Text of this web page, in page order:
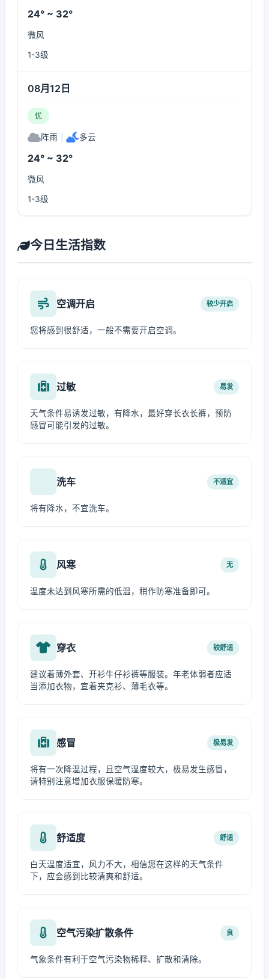
24° ~ 32°
微风
1-3级
08月12日
优
阵雨 多云
24° ~ 32°
微风
1-3级
今日生活指数
空调开启 较少开启
您将感到很舒适，一般不需要开启空调。
过敏 易发
天气条件易诱发过敏，有降水，最好穿长衣长裤，预防
感冒可能引发的过敏。
洗车 不适宜
将有降水，不宜洗车。
风寒 无
温度未达到风寒所需的低温，稍作防寒准备即可。
穿衣 较舒适
建议着薄外套、开衫牛仔衫裤等服装。年老体弱者应适
当添加衣物，宜着夹克衫、薄毛衣等。
感冒 极易发
将有一次降温过程，且空气湿度较大，极易发生感冒，
请特别注意增加衣服保暖防寒。
舒适度 舒适
白天温度适宜，风力不大，相信您在这样的天气条件
下，应会感到比较清爽和舒适。
空气污染扩散条件 良
气象条件有利于空气污染物稀释、扩散和清除。